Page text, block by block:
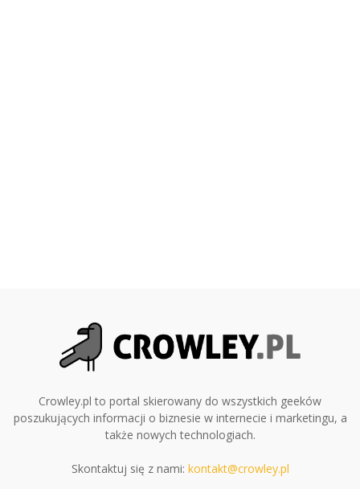
Crowley.pl to portal skierowany do wszystkich geeków
poszukujących informacji o biznesie w internecie i marketingu, a
także nowych technologiach.
Skontaktuj się z nami: kontakt@crowley.pl